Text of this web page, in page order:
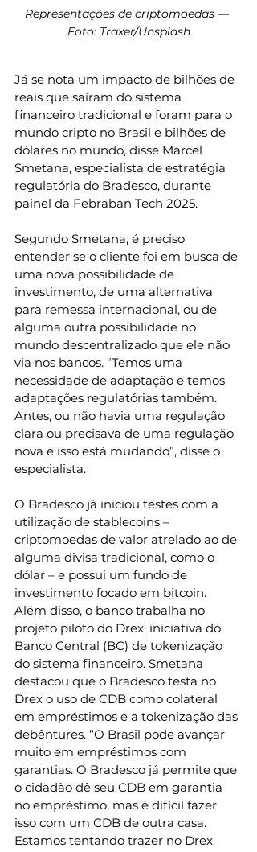
Representações de criptomoedas —
Foto: Traxer/Unsplash
Já se nota um impacto de bilhões de
reais que saíram do sistema
financeiro tradicional e foram para o
mundo cripto no Brasil e bilhões de
dólares no mundo, disse Marcel
Smetana, especialista de estratégia
regulatória do Bradesco, durante
painel da Febraban Tech 2025.
Segundo Smetana, é preciso
entender se o cliente foi em busca de
uma nova possibilidade de
investimento, de uma alternativa
para remessa internacional, ou de
alguma outra possibilidade no
mundo descentralizado que ele não
via nos bancos. “Temos uma
necessidade de adaptação e temos
adaptações regulatórias também.
Antes, ou não havia uma regulação
clara ou precisava de uma regulação
nova e isso está mudando”, disse o
especialista.
O Bradesco já iniciou testes com a
utilização de stablecoins –
criptomoedas de valor atrelado ao de
alguma divisa tradicional, como o
dólar – e possui um fundo de
investimento focado em bitcoin.
Além disso, o banco trabalha no
projeto piloto do Drex, iniciativa do
Banco Central (BC) de tokenização
do sistema financeiro. Smetana
destacou que o Bradesco testa no
Drex o uso de CDB como colateral
em empréstimos e a tokenização das
debêntures. “O Brasil pode avançar
muito em empréstimos com
garantias. O Bradesco já permite que
o cidadão dê seu CDB em garantia
no empréstimo, mas é difícil fazer
isso com um CDB de outra casa.
Estamos tentando trazer no Drex